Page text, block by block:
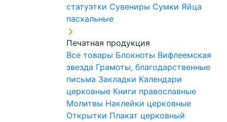
статуэтки Сувениры Сумки Яйца
пасхальные
Печатная продукция
Все товары Блокноты Вифлеемская
звезда Грамоты, благодарственные
письма Закладки Календари
церковные Книги православные
Молитвы Наклейки церковные
Открытки Плакат церковный